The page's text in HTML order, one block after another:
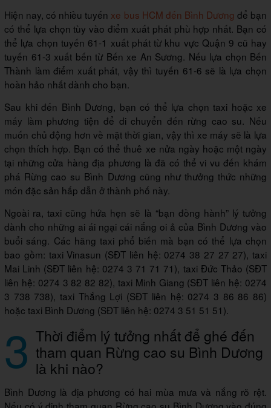
Hiện nay, có nhiều tuyến xe bus HCM đến Bình Dương để bạn
có thể lựa chọn tùy vào điểm xuất phát phù hợp nhất. Bạn có
thể lựa chọn tuyến 61-1 xuất phát từ khu vực Quận 9 cũ hay
tuyến 61-3 xuất bến từ Bến xe An Sương. Nếu lựa chọn Bến
Thành làm điểm xuất phát, vậy thì tuyến 61-6 sẽ là lựa chọn
hoàn hảo nhất dành cho bạn.
Sau khi đến Bình Dương, bạn có thể lựa chọn taxi hoặc xe
máy làm phương tiện để di chuyển đến rừng cao su. Nếu
muốn chủ động hơn về mặt thời gian, vậy thì xe máy sẽ là lựa
chọn thích hợp. Bạn có thể thuê xe nửa ngày hoặc một ngày
tại những cửa hàng địa phương là đã có thể vi vu đến khám
phá Rừng cao su Bình Dương cũng như thưởng thức những
món đặc sản hấp dẫn ở thành phố này.
Ngoài ra, taxi cũng hứa hẹn sẽ là “bạn đồng hành” lý tưởng
dành cho những ai ái ngại cái nắng oi ả của Bình Dương vào
buổi sáng. Các hãng taxi phổ biến mà bạn có thể lựa chọn
bao gồm: taxi Vinasun (SĐT liên hệ: 0274 38 27 27 27), taxi
Mai Linh (SĐT liên hệ: 0274 3 71 71 71), taxi Đức Thảo (SĐT
liên hệ: 0274 3 82 82 82), taxi Minh Giang (SĐT liên hệ: 0274
3 738 738), taxi Thắng Lợi (SĐT liên hệ: 0274 3 86 86 86)
hoặc taxi Bình Dương (SĐT liên hệ: 0274 3 51 51 51).
3 Thời điểm lý tưởng nhất để ghé đến
tham quan Rừng cao su Bình Dương
là khi nào?
Bình Dương là địa phương có hai mùa mưa và nắng rõ rệt.